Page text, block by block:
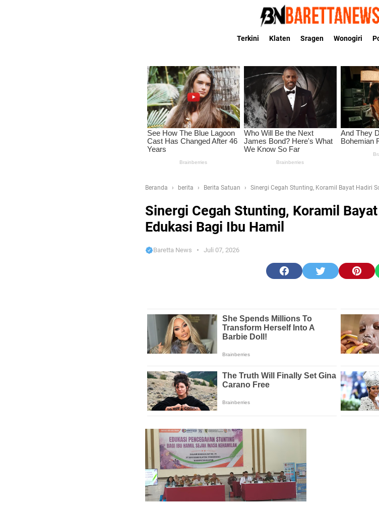
Terkini Klaten Sragen Wonogiri
Beranda berita Berita Satuan Sinergi Cegah Stunting, Koramil Bayat Hadiri
Sinergi Cegah Stunting, Koramil
Edukasi Bagi Ibu Hamil
Baretta News Juli 07, 2026